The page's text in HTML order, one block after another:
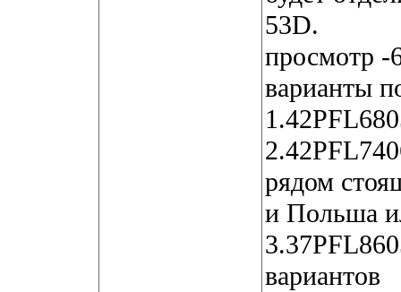
53D.
просмотр
варианты
рядом
и Польша
вариантов